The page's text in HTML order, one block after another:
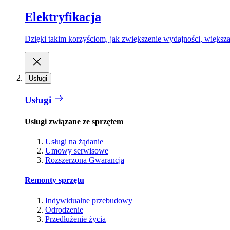
Elektryfikacja
Dzięki takim korzyściom, jak zwiększenie wydajności,
Usługi
Usługi
Usługi związane ze sprzętem
Usługi na żądanie
Umowy serwisowe
Rozszerzona Gwarancja
Remonty sprzętu
Indywidualne przebudowy
Odrodzenie
Przedłużenie życia